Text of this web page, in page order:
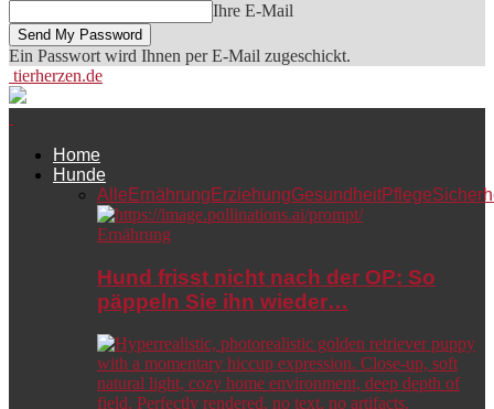
Ihre E-Mail
Ein Passwort wird Ihnen per E-Mail zugeschickt.
tierherzen.de
Home
Hunde
Alle Ernährung ErziehungGesundheitPflege
Ernährung
Hund frisst nicht nach der OP: So
päppeln Sie ihn wieder…